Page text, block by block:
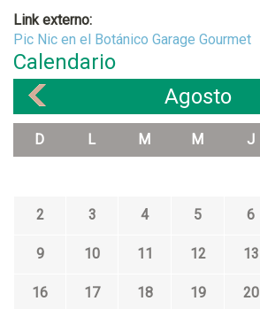
Link externo:
Pic Nic en el Botánico Garage Gourmet
Calendario
Agosto
D L M M J
2 3 4 5 6
9 10 11 12 13
16 17 18 19 20